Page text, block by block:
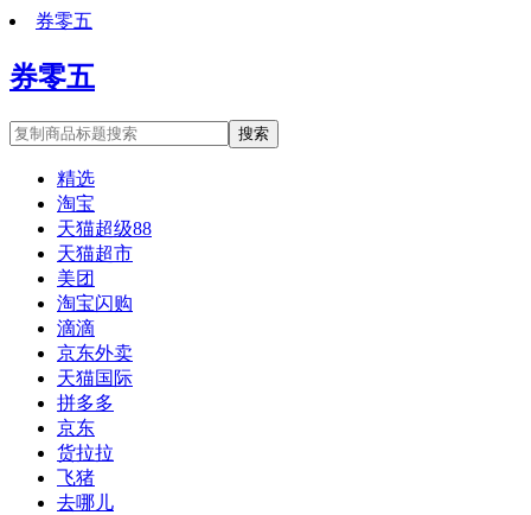
券零五
券零五
搜索
精选
淘宝
天猫超级88
天猫超市
美团
淘宝闪购
滴滴
京东外卖
天猫国际
拼多多
京东
货拉拉
飞猪
去哪儿